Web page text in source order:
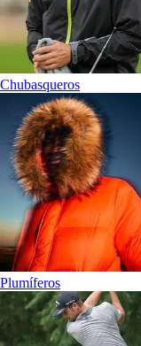
Chubasqueros
Plumíferos